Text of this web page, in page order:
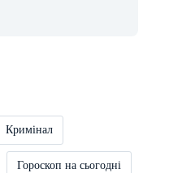
Кримінал
Гороскоп на сьогодні